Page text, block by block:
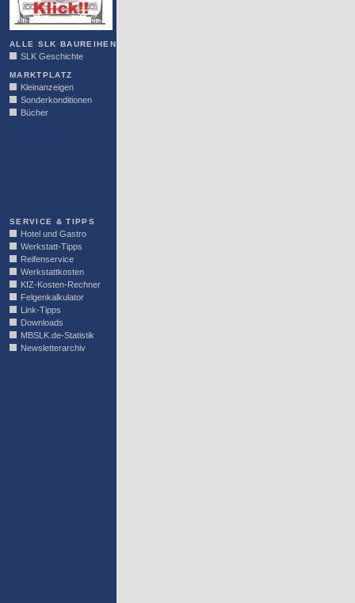
ALLE SLK BAUREIHEN
SLK Geschichte
MARKTPLATZ
Kleinanzeigen
Sonderkonditionen
Bücher
SERVICE & TIPPS
Hotel und Gastro
Werkstatt-Tipps
Reifenservice
Werkstattkosten
KfZ-Kosten-Rechner
Felgenkalkulator
Link-Tipps
Downloads
MBSLK.de-Statistik
Newsletterarchiv